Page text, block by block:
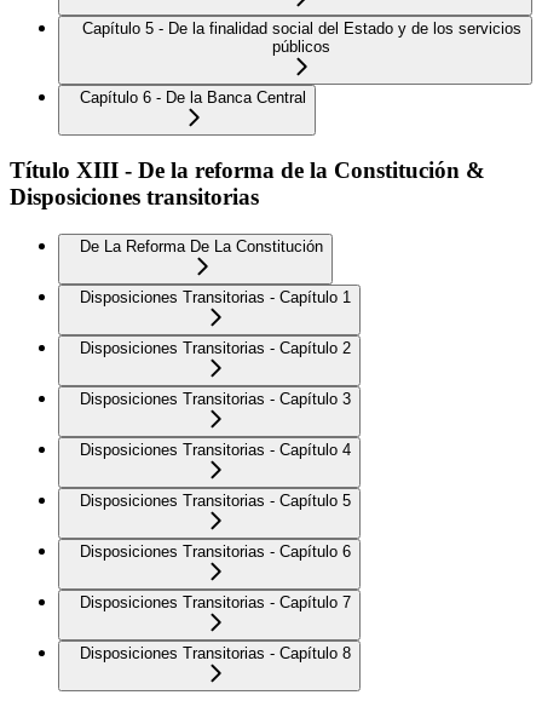
Capítulo 5 - De la finalidad social del Estado y de los servicios
públicos
Capítulo 6 - De la Banca Central
Título XIII - De la reforma de la Constitución &
Disposiciones transitorias
De La Reforma De La Constitución
Disposiciones Transitorias - Capítulo 1
Disposiciones Transitorias - Capítulo 2
Disposiciones Transitorias - Capítulo 3
Disposiciones Transitorias - Capítulo 4
Disposiciones Transitorias - Capítulo 5
Disposiciones Transitorias - Capítulo 6
Disposiciones Transitorias - Capítulo 7
Disposiciones Transitorias - Capítulo 8